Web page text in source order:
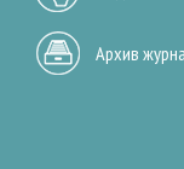
Архив